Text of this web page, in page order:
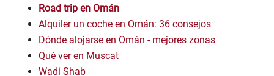
Road trip en Omán
Alquiler un coche en Omán: 36 consejos
Dónde alojarse en Omán - mejores zonas
Qué ver en Muscat
Wadi Shab